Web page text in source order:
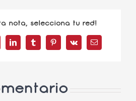
nota, selecciona tu red!
LinkedInTumblrPinterest
Vk
Correo
electrónico